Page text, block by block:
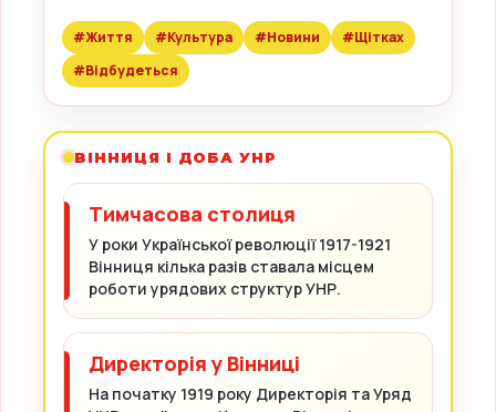
#Життя #Культура #Новини
#Щітках
#Відбудеться
ВІННИЦЯ І ДОБА УНР
Тимчасова столиця
У роки Української революції 1917-1921
Вінниця кілька разів ставала місцем
роботи урядових структур УНР.
Директорія у Вінниці
На початку 1919 року Директорія та Уряд